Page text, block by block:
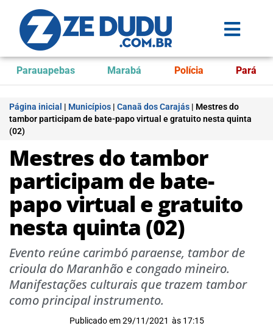
Parauapebas Marabá Polícia Pará
Página inicial | Municípios | Canaã dos Carajás | Mestres do
tambor participam de bate-papo virtual e gratuito nesta quinta
(02)
Mestres do tambor
participam de bate-
papo virtual e gratuito
nesta quinta (02)
Evento reúne carimbó paraense, tambor de
crioula do Maranhão e congado mineiro.
Manifestações culturais que trazem tambor
como principal instrumento.
Publicado em 29/11/2021 às 17:15